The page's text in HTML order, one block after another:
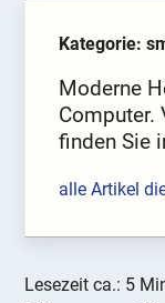
Kategorie:
Moderne
Computer.
finden Sie
alle Artikel
Lesezeit ca.: 5